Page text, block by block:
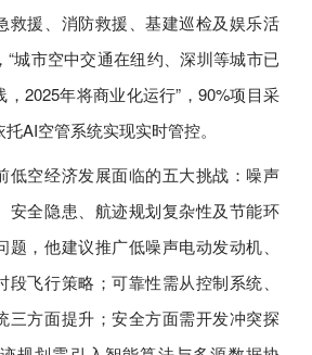
救援、消防救援、基建巡检及娱乐活
城市空中交通在纽约、深圳等城市已
2025年将商业化运行”，90%项目采
AI空管系统实现实时管控。
低空经济发展面临的五大挑战：噪声
安全隐患、航迹规划复杂性及节能环
，他建议推广低噪声电动发动机、
飞行策略；可靠性需从控制系统、
三方面提升；安全方面需开发冲突探